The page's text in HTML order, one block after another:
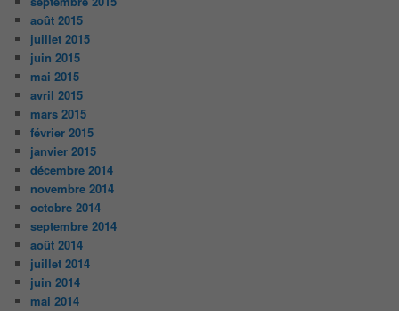
août 2015
juillet 2015
juin 2015
mai 2015
avril 2015
mars 2015
février 2015
janvier 2015
décembre 2014
novembre 2014
octobre 2014
septembre 2014
août 2014
juillet 2014
juin 2014
mai 2014